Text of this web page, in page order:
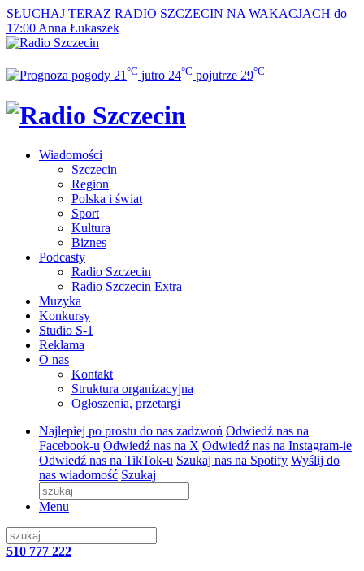
SŁUCHAJ TERAZ RADIO SZCZECIN NA WAKACJACH do
17:00 Anna Łukaszek
21 °C jutro 24°C pojutrze 29°C
Wiadomości
Szczecin
Region
Polska i świat
Sport
Kultura
Biznes
Podcasty
Radio Szczecin
Radio Szczecin Extra
Muzyka
Konkursy
Studio S-1
Reklama
O nas
Kontakt
Struktura organizacyjna
Ogłoszenia, przetargi
Najlepiej po prostu do nas zadzwoń Odwiedź nas na
Facebook-u Odwiedź nas na X Odwiedź nas na Instagram-ie
Odwiedź nas na TikTok-u Szukaj nas na Spotify Wyślij do
nas wiadomość Szukaj
Menu
510 777 222